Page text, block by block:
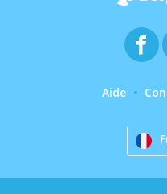
Aide